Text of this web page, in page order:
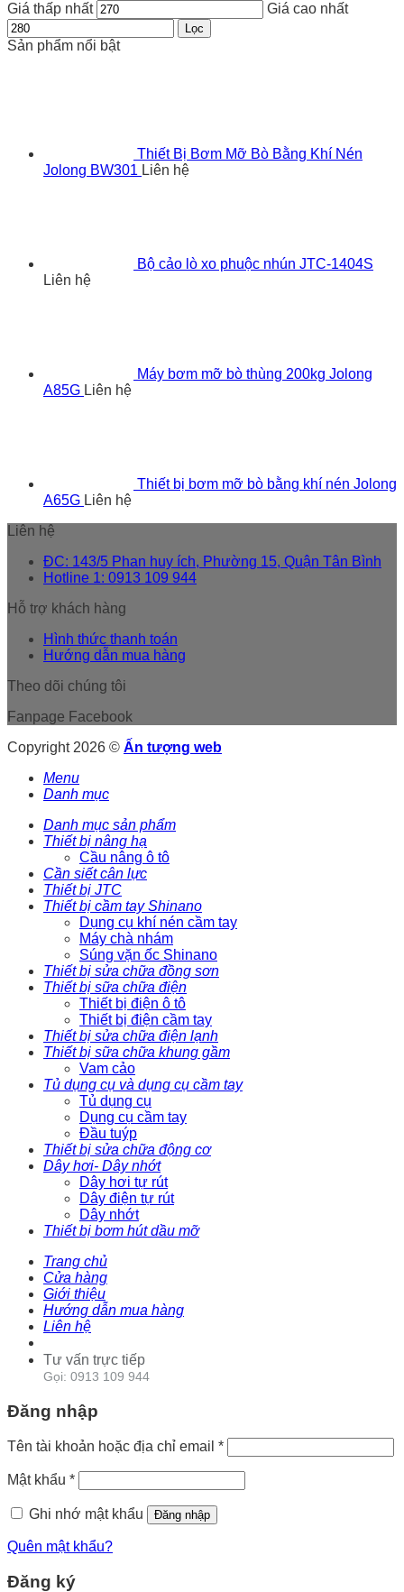
Giá thấp nhất
Giá cao nhất
Lọc
Sản phẩm nổi bật
Thiết Bị Bơm Mỡ Bò Bằng Khí Nén
Jolong BW301 Liên hệ
Bộ cảo lò xo phuộc nhún JTC-1404S
Liên hệ
Máy bơm mỡ bò thùng 200kg Jolong
A85G Liên hệ
Thiết bị bơm mỡ bò bằng khí nén Jolong
A65G Liên hệ
Liên hệ
ĐC: 143/5 Phan huy ích, Phường 15, Quận Tân Bình
Hotline 1: 0913 109 944
Hỗ trợ khách hàng
Hình thức thanh toán
Hướng dẫn mua hàng
Theo dõi chúng tôi
Fanpage Facebook
Copyright 2026 © Ấn tượng web
Menu
Danh mục
Danh mục sản phẩm
Thiết bị nâng hạ
Cầu nâng ô tô
Cần siết cân lực
Thiết bị JTC
Thiết bị cầm tay Shinano
Dụng cụ khí nén cầm tay
Máy chà nhám
Súng vặn ốc Shinano
Thiết bị sửa chữa đồng sơn
Thiết bị sữa chữa điện
Thiết bị điện ô tô
Thiết bị điện cầm tay
Thiết bị sửa chữa điện lạnh
Thiết bị sữa chữa khung gầm
Vam cảo
Tủ dụng cụ và dụng cụ cầm tay
Tủ dụng cụ
Dụng cụ cầm tay
Đầu tuýp
Thiết bị sửa chữa động cơ
Dây hơi- Dây nhớt
Dây hơi tự rút
Dây điện tự rút
Dây nhớt
Thiết bị bơm hút dầu mỡ
Trang chủ
Cửa hàng
Giới thiệu
Hướng dẫn mua hàng
Liên hệ
Tư vấn trực tiếp
Gọi: 0913 109 944
Đăng nhập
Tên tài khoản hoặc địa chỉ email *
Mật khẩu *
Ghi nhớ mật khẩu Đăng nhập
Quên mật khẩu?
Đăng ký